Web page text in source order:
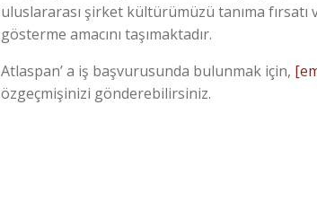
uluslararası şirket kültürümüzü tanıma
gösterme amacını taşımaktadır.
Atlaspan’ a iş başvurusunda bulunmak için,
özgeçmişinizi gönderebilirsiniz.